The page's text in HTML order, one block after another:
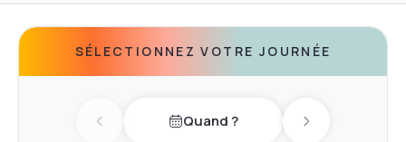
SÉLECTIONNEZ VOTRE JOURNÉE
Previous dayQuand ? Next day